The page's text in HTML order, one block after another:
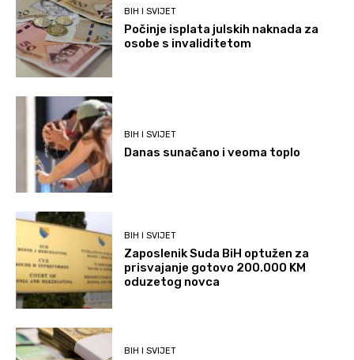
BIH I SVIJET
Počinje isplata julskih naknada za
osobe s invaliditetom
BIH I SVIJET
Danas sunačano i veoma toplo
BIH I SVIJET
Zaposlenik Suda BiH optužen za
prisvajanje gotovo 200.000 KM
oduzetog novca
BIH I SVIJET